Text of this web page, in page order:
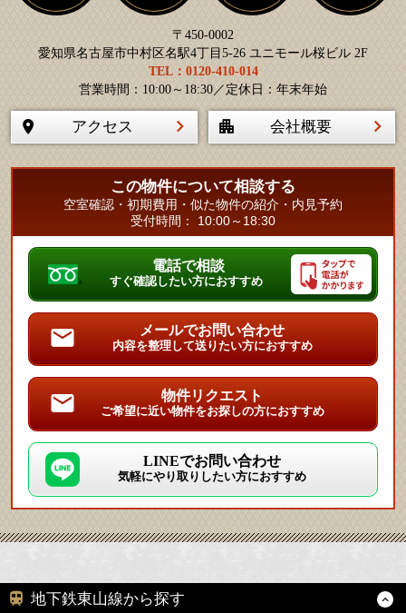
〒450-0002
愛知県名古屋市中村区名駅4丁目5-26 ユニモール桜ビル 2F
TEL：0120-410-014
営業時間：10:00～18:30／定休日：年末年始
アクセス 会社概要
この物件について相談する
空室確認・初期費用・似た物件の紹介・内見予約
受付時間： 10:00～18:30
電話で相談
すぐ確認したい方におすすめ
メールでお問い合わせ
内容を整理して送りたい方におすすめ
物件リクエスト
ご希望に近い物件をお探しの方におすすめ
LINEでお問い合わせ
気軽にやり取りしたい方におすすめ
地下鉄東山線から探す